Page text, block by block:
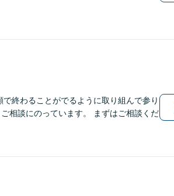
終わることがでるように取り組んで参り
相談にのっています。 まずはご相談くだ